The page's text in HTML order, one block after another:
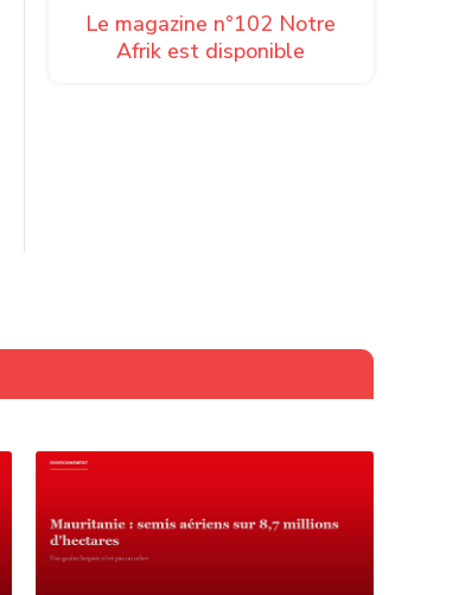
Le magazine n°102 Notre
Afrik est disponible